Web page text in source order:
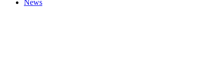
News